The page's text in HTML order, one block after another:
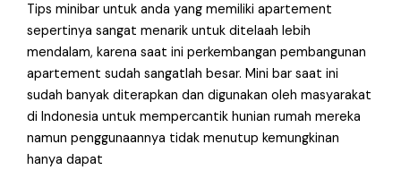
Tips minibar untuk anda yang memiliki apartement
sepertinya sangat menarik untuk ditelaah lebih
mendalam, karena saat ini perkembangan pembangunan
apartement sudah sangatlah besar. Mini bar saat ini
sudah banyak diterapkan dan digunakan oleh masyarakat
di Indonesia untuk mempercantik hunian rumah mereka
namun penggunaannya tidak menutup kemungkinan
hanya dapat